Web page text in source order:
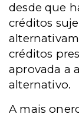
desde que
créditos
créditos
aprovada a
alternativo.
A mais